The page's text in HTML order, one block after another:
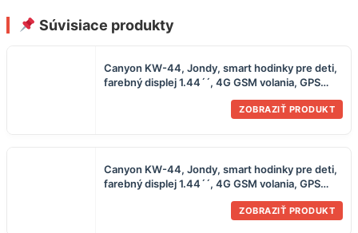
Súvisiace produkty
Canyon KW-44, Jondy, smart hodinky pre deti,
farebný displej 1.44´´, 4G GSM volania, GPS
tracking, fotoaparát, hry, ze
ZOBRAZIŤ PRODUKT
Canyon KW-44, Jondy, smart hodinky pre deti,
farebný displej 1.44´´, 4G GSM volania, GPS
tracking, fotoaparát, hry, mo
ZOBRAZIŤ PRODUKT